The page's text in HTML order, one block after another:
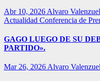
Abr 10, 2026 Alvaro
Actualidad Conferencia de
GAGO LUEGO DE SU
PARTIDO».
Mar 26, 2026 Alvaro